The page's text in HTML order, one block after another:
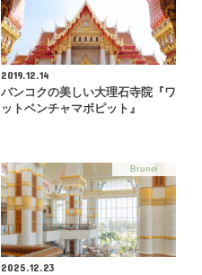
2019.12.14
バンコクの美しい大理石寺院『ワ
ットベンチャマボピット』
Brunei
2025.12.23